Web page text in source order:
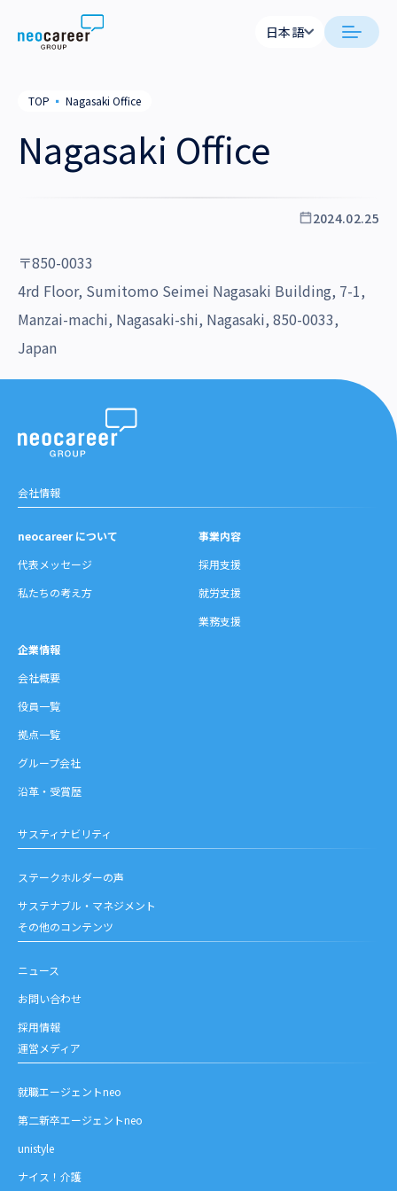
Skip to content
日本語
代表メッセージ
事業内容
業務支援
拠点一覧
サステナビリティ
採用情報
日本語
TOP ▪ Nagasaki Office
Nagasaki Office
2024.02.25
〒850-0033
4rd Floor, Sumitomo Seimei Nagasaki Building, 7-1,
Manzai-machi, Nagasaki-shi, Nagasaki, 850-0033,
Japan
会社情報
neocareer について
代表メッセージ
私たちの考え方
事業内容
採用支援
就労支援
業務支援
企業情報
会社概要
役員一覧
拠点一覧
グループ会社
沿革・受賞歴
サスティナビリティ
ステークホルダーの声
サステナブル・マネジメント
その他のコンテンツ
ニュース
お問い合わせ
採用情報
運営メディア
就職エージェントneo
第二新卒エージェントneo
unistyle
ナイス！介護